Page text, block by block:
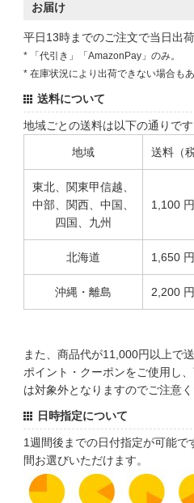
お届け
平日13時までのご注文で当日出荷
* 「代引き」「AmazonPay」のみ。
* 在庫状況により出荷できない場合もあ
送料について
地域ごとの送料は以下の通りです
地域 送料（
東北、関東甲信越、
中部、関西、中国、
四国、九州
1,100 円
北海道 1,650 円
沖縄・離島 2,200 円
また、商品代が11,000円以上で
ポイント・クーポンをご使用し
は対象外となりますのでご注意く
日時指定について
1週間後までの日付指定が可能
間お選びいただけます。